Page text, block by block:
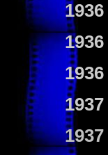
1936
1936
1936
1937
1937